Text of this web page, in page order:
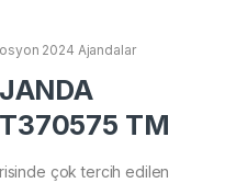
2024 Ajandalar
TM
çok tercih edilen